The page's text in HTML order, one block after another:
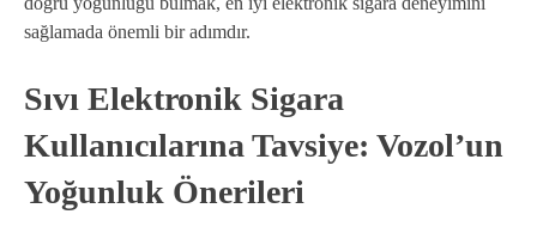
sağlamada önemli bir adımdır.
Sıvı Elektronik Sigara
Kullanıcılarına Tavsiye: Vozol’un
Yoğunluk Önerileri